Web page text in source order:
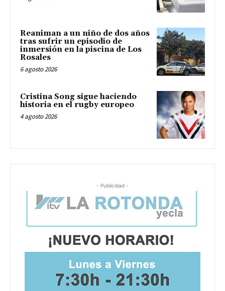
Reaniman a un niño de dos años
tras sufrir un episodio de
inmersión en la piscina de Los
Rosales
6 agosto 2026
Cristina Song sigue haciendo
historia en el rugby europeo
4 agosto 2026
- Publicidad -